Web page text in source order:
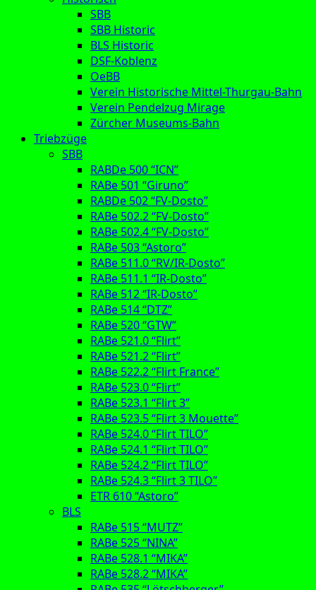
SBB
SBB Historic
BLS Historic
DSF-Koblenz
OeBB
Verein Historische Mittel-Thurgau-Bahn
Verein Pendelzug Mirage
Zürcher Museums-Bahn
Triebzüge
SBB
RABDe 500 “ICN”
RABe 501 “Giruno”
RABDe 502 “FV-Dosto”
RABe 502.2 “FV-Dosto”
RABe 502.4 “FV-Dosto”
RABe 503 “Astoro”
RABe 511.0 “RV/IR-Dosto”
RABe 511.1 “IR-Dosto”
RABe 512 “IR-Dosto”
RABe 514 “DTZ”
RABe 520 “GTW”
RABe 521.0 “Flirt”
RABe 521.2 “Flirt”
RABe 522.2 “Flirt France”
RABe 523.0 “Flirt”
RABe 523.1 “Flirt 3”
RABe 523.5 “Flirt 3 Mouette”
RABe 524.0 “Flirt TILO”
RABe 524.1 “Flirt TILO”
RABe 524.2 “Flirt TILO”
RABe 524.3 “Flirt 3 TILO”
ETR 610 “Astoro”
BLS
RABe 515 “MUTZ”
RABe 525 “NINA”
RABe 528.1 “MIKA”
RABe 528.2 “MIKA”